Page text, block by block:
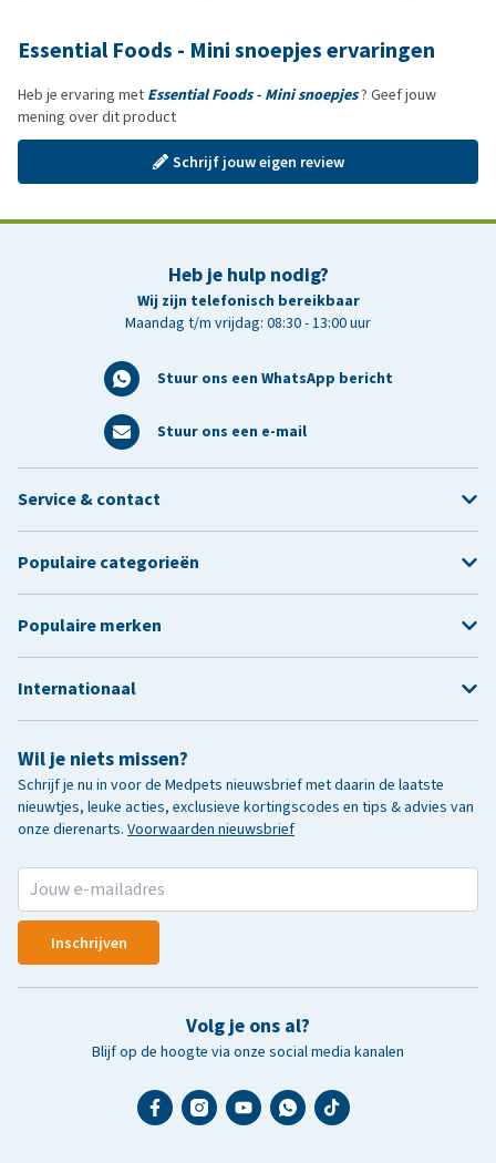
Essential Foods - Mini snoepjes ervaringen
Heb je ervaring met Essential Foods - Mini snoepjes? Geef jouw
mening over dit product
Schrijf jouw eigen review
Heb je hulp nodig?
Wij zijn telefonisch bereikbaar
Maandag t/m vrijdag: 08:30 - 13:00 uur
Stuur ons een WhatsApp bericht
Stuur ons een e-mail
Wil je niets missen?
Schrijf je nu in voor de Medpets nieuwsbrief met daarin de laatste
nieuwtjes, leuke acties, exclusieve kortingscodes en tips & advies van
onze dierenarts. Voorwaarden nieuwsbrief
Inschrijven
Volg je ons al?
Blijf op de hoogte via onze social media kanalen
Service & contact
Populaire categorieën
Populaire merken
Internationaal